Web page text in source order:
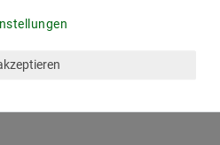
/ LED Strahler bis 10W in